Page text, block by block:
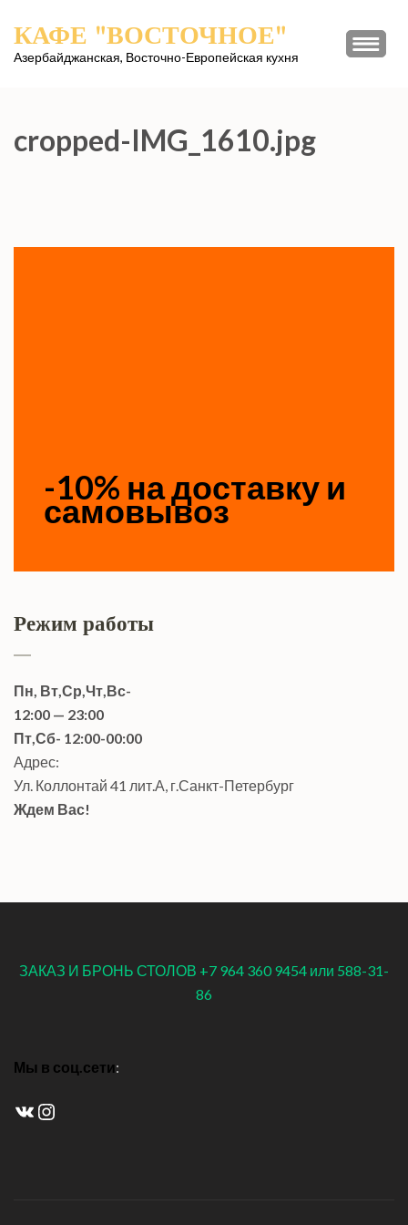
содержимому
КАФЕ "ВОСТОЧНОЕ"
Азербайджанская, Восточно-Европейская кухня
cropped-IMG_1610.jpg
-10% на доставку и
самовывоз
Режим работы
Пн, Вт,Ср,Чт,Вс-
12:00 — 23:00
Пт,Сб- 12:00-00:00
Адрес:
Ул. Коллонтай 41 лит.А, г.Санкт-Петербург
Ждем Вас!
ЗАКАЗ И БРОНЬ СТОЛОВ +7 964 360 9454 или 588-31-
86
Мы в соц.сети:
ВКонтакте
Instagram